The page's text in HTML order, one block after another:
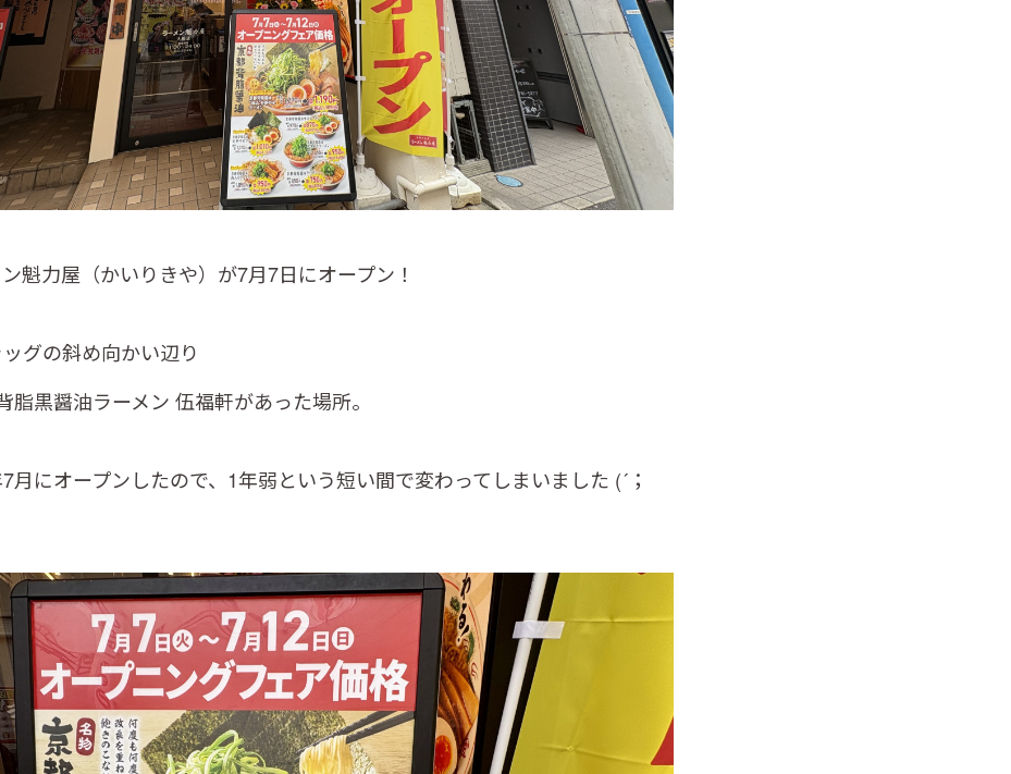
魁力屋（かいりきや）が7月7日にオープン！
グの斜め向かい辺り
黒醤油ラーメン 伍福軒があった場所。
月にオープンしたので、1年弱という短い間で変わってしまいました (´；